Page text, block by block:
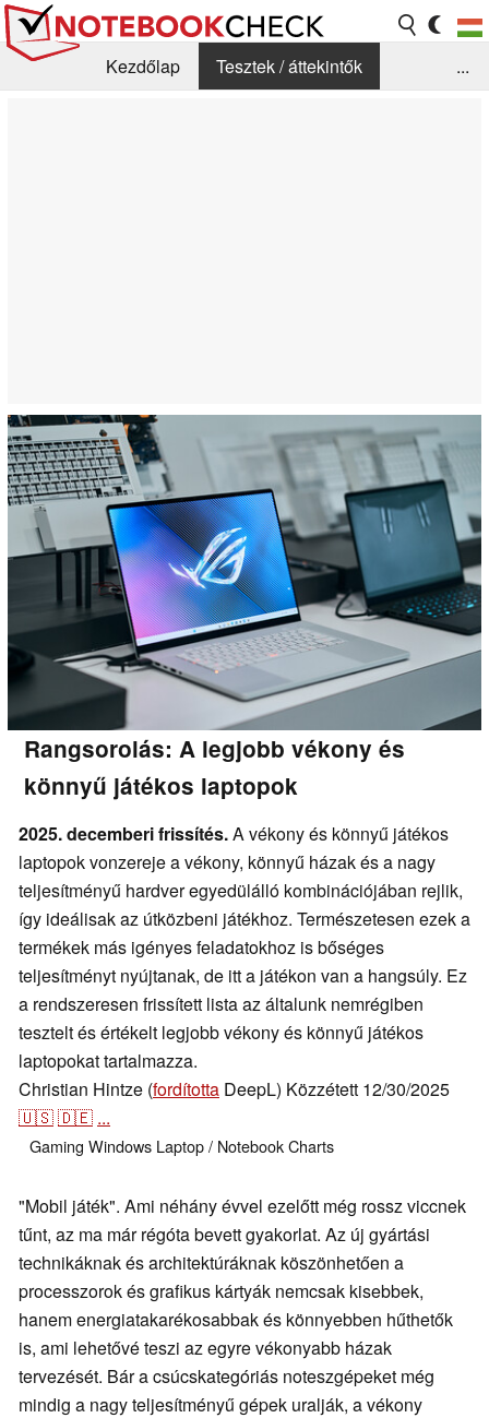
Kezdőlap
Tesztek / áttekintők
...
Rangsorolás: A legjobb vékony és
könnyű játékos laptopok
2025. decemberi frissítés.A vékony és könnyű játékos
laptopok vonzereje a vékony, könnyű házak és a nagy
teljesítményű hardver egyedülálló kombinációjában rejlik,
így ideálisak az útközbeni játékhoz. Természetesen ezek a
termékek más igényes feladatokhoz is bőséges
teljesítményt nyújtanak, de itt a játékon van a hangsúly. Ez
a rendszeresen frissített lista az általunk nemrégiben
tesztelt és értékelt legjobb vékony és könnyű játékos
laptopokat tartalmazza.
Christian Hintze (fordította DeepL) Közzétett 12/30/2025
🇺🇸🇩🇪 ...
Gaming Windows Laptop / NotebookCharts
"Mobil játék". Ami néhány évvel ezelőtt még rossz viccnek
tűnt, az ma már régóta bevett gyakorlat. Az új gyártási
technikáknak és architektúráknak köszönhetően a
processzorok és grafikus kártyák nemcsak kisebbek,
hanem energiatakarékosabbak és könnyebben hűthetők
is, ami lehetővé teszi az egyre vékonyabb házak
tervezését. Bár a csúcskategóriás noteszgépeket még
mindig a nagy teljesítményű gépek uralják, a vékony